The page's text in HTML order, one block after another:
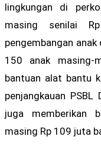
lingkungan di
masing senilai
pengembangan
150 anak masing-
bantuan alat bantu
penjangkauan PSBL
juga memberikan
masing Rp 109 juta